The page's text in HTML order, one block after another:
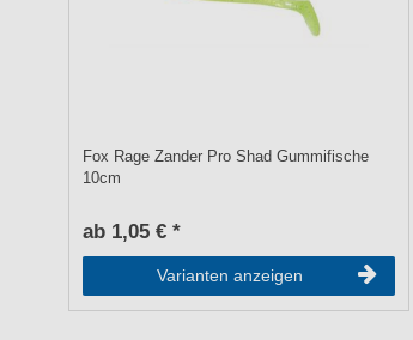
Fox Rage Zander Pro Shad Gummifische
10cm
ab 1,05 € *
Varianten anzeigen